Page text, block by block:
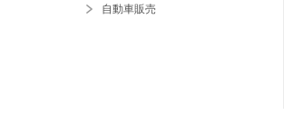
自動車販売